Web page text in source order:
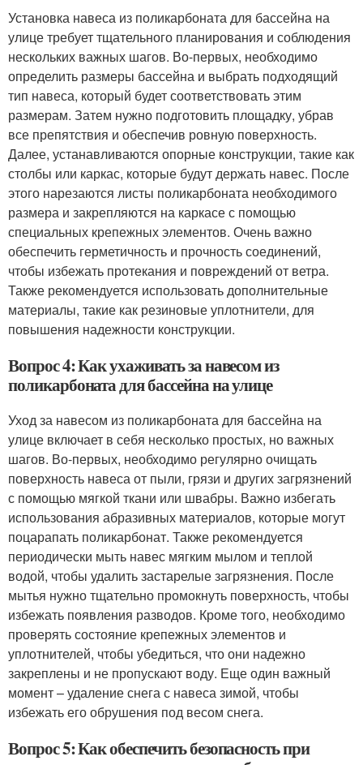
Установка навеса из поликарбоната для бассейна на
улице требует тщательного планирования и соблюдения
нескольких важных шагов. Во-первых, необходимо
определить размеры бассейна и выбрать подходящий
тип навеса, который будет соответствовать этим
размерам. Затем нужно подготовить площадку, убрав
все препятствия и обеспечив ровную поверхность.
Далее, устанавливаются опорные конструкции, такие как
столбы или каркас, которые будут держать навес. После
этого нарезаются листы поликарбоната необходимого
размера и закрепляются на каркасе с помощью
специальных крепежных элементов. Очень важно
обеспечить герметичность и прочность соединений,
чтобы избежать протекания и повреждений от ветра.
Также рекомендуется использовать дополнительные
материалы, такие как резиновые уплотнители, для
повышения надежности конструкции.
Вопрос 4: Как ухаживать за навесом из
поликарбоната для бассейна на улице
Уход за навесом из поликарбоната для бассейна на
улице включает в себя несколько простых, но важных
шагов. Во-первых, необходимо регулярно очищать
поверхность навеса от пыли, грязи и других загрязнений
с помощью мягкой ткани или швабры. Важно избегать
использования абразивных материалов, которые могут
поцарапать поликарбонат. Также рекомендуется
периодически мыть навес мягким мылом и теплой
водой, чтобы удалить застарелые загрязнения. После
мытья нужно тщательно промокнуть поверхность, чтобы
избежать появления разводов. Кроме того, необходимо
проверять состояние крепежных элементов и
уплотнителей, чтобы убедиться, что они надежно
закреплены и не пропускают воду. Еще один важный
момент – удаление снега с навеса зимой, чтобы
избежать его обрушения под весом снега.
Вопрос 5: Как обеспечить безопасность при